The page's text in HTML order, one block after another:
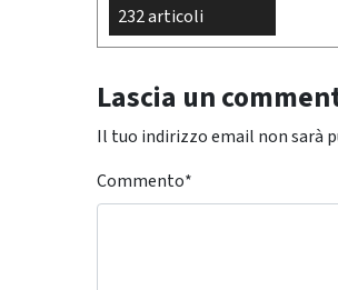
232 articoli
Lascia un
Il tuo indirizzo email non sarà
Commento*